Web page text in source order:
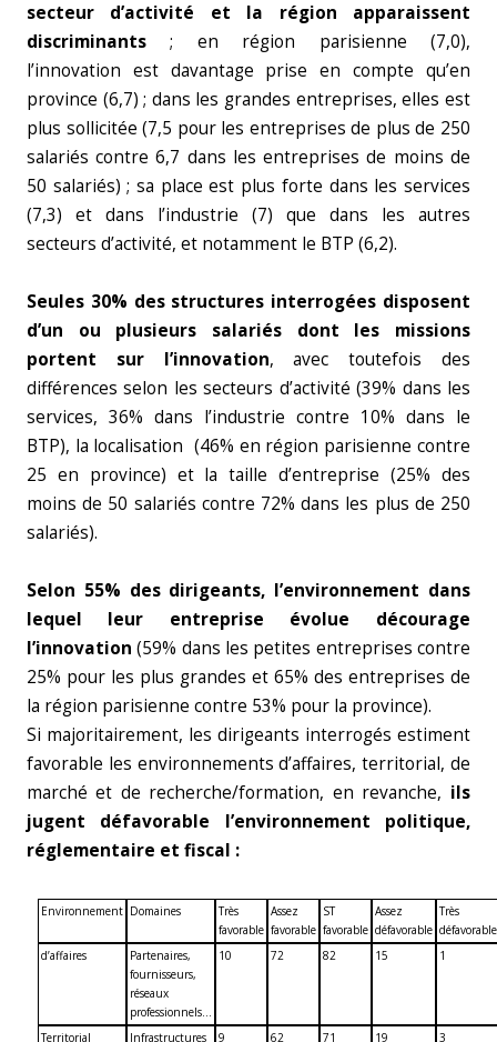
secteur d’activité et la région apparaissent
discriminants; en région parisienne (7,0),
l’innovation est davantage prise en compte qu’en
province (6,7) ; dans les grandes entreprises, elles est
plus sollicitée (7,5 pour les entreprises de plus de 250
salariés contre 6,7 dans les entreprises de moins de
50 salariés) ; sa place est plus forte dans les services
(7,3) et dans l’industrie (7) que dans les autres
secteurs d’activité, et notamment le BTP (6,2).
Seules 30% des structures interrogées disposent
d’un ou plusieurs salariés dont les missions
portent sur l’innovation, avec toutefois des
différences selon les secteurs d’activité (39% dans les
services, 36% dans l’industrie contre 10% dans le
BTP), la localisation (46% en région parisienne contre
25 en province) et la taille d’entreprise (25% des
moins de 50 salariés contre 72% dans les plus de 250
salariés).
Selon 55% des dirigeants, l’environnement dans
lequel leur entreprise évolue décourage
l’innovation (59% dans les petites entreprises contre
25% pour les plus grandes et 65% des entreprises de
la région parisienne contre 53% pour la province).
Si majoritairement, les dirigeants interrogés estiment
favorable les environnements d’affaires, territorial, de
marché et de recherche/formation, en revanche, ils
jugent défavorable l’environnement politique,
réglementaire et fiscal :
Environnement Domaines
Très
favorable
Assez
favorable
ST
favorable
Assez
défavorable
Très
défavorable
d’affaires
Partenaires,
fournisseurs,
réseaux
professionnels…
10 72 82 15 1
Territorial
Infrastructures
9 62 71 19 3